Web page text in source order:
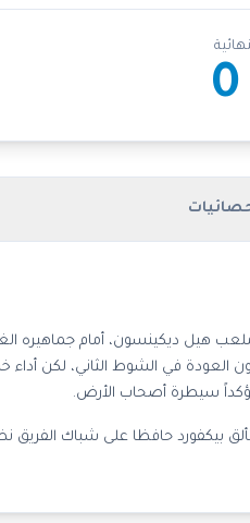
هيل ديكينسون، أمام جماهيره
ليفتتح المهاجم إليمان ندياي التسجيل في الدقيقة 23. حاول
سيطرة أصحاب الأرض.
بيكفورد حافظا على شباك الفريق